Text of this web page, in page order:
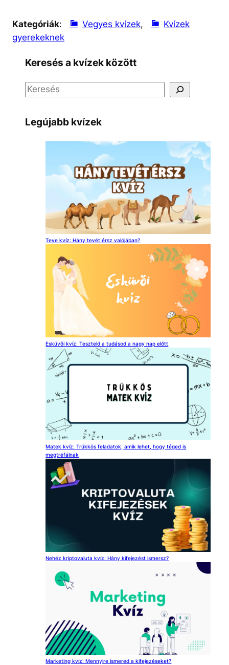
Kategóriák: Vegyes kvízek,
Kvízek
gyerekeknek
Keresés a kvízek között
S
r
Legújabb kvízek
Teve kvíz: Hány tevét érsz valójában?
Esküvői kvíz: Teszteld a tudásod a nagy nap előtt
Matek kvíz: Trükkös feladatok, amik lehet, hogy téged is
megtréfálnak
Nehéz kriptovaluta kvíz: Hány kifejezést ismersz?
Marketing kvíz: Mennyire ismered a kifejezéseket?